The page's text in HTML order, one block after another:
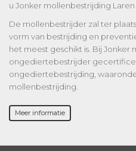
u Jonker mollenbestrijding
De mollenbestrijder zal ter
vorm van bestrijding en
het meest geschikt is. Bij Jonker
ongediertebestrijder
ongediertebestrijding,
mollenbestrijding.
Meer informatie